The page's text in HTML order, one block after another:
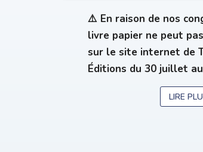
⚠️ En raison de nos
livre papier ne peut
sur le site internet de
Éditions du 30 juillet
LIRE